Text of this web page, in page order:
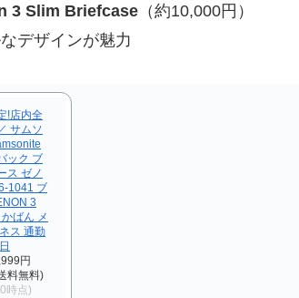
3 Slim Briefcase（約10,000円）
デザインが魅力
!店内全
サムソ
ック ブ
ス ゼノ
1041 ブ
3
ばん メ
ス 通勤
円
料無料)
時点)